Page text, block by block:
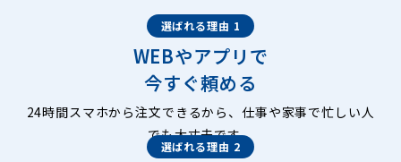
選ばれる理由 1
WEBやアプリで
今すぐ頼める
24時間スマホから注文できるから、仕事や家事で忙しい人
でも大丈夫です。
選ばれる理由 2